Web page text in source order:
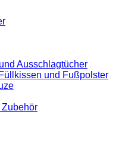
Ausschlagtücher
und Fußpolster